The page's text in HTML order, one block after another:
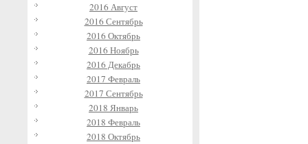
2016 Август
2016 Сентябрь
2016 Октябрь
2016 Ноябрь
2016 Декабрь
2017 Февраль
2017 Сентябрь
2018 Январь
2018 Февраль
2018 Октябрь